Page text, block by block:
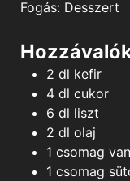
Fogás: Desszert
2 dl kefir
4 dl cukor
6 dl liszt
2 dl olaj
1 csomag
1 csomag